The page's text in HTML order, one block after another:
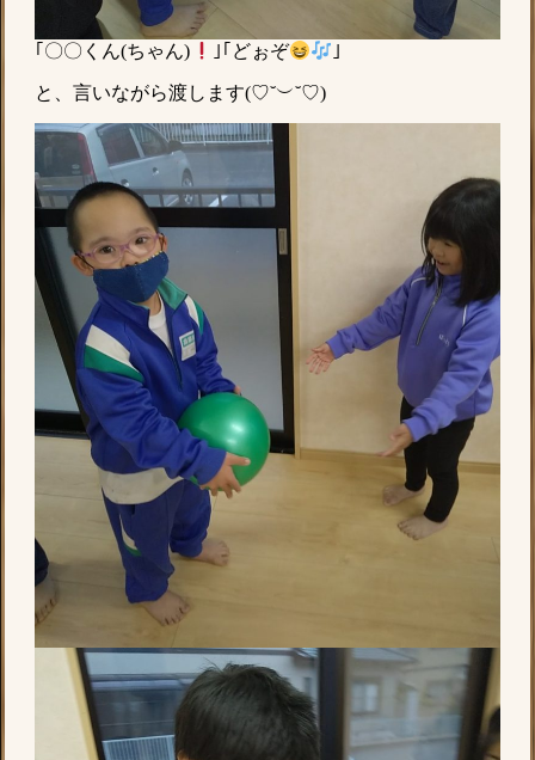
｢〇〇くん(ちゃん) ｣｢どぉぞ ｣
と、言いながら渡します(♡˘︶˘♡)